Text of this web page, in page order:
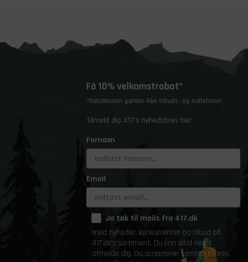
Få 10% velkomstrabat*
*Rabatkoden gælder ikke tilbuds- og outletvarer.
Tilmeld dig 417's nyhedsbrev her:
Fornavn
Email
Ja tak til mails fra 417.dk
med nyheder, konkurrencer og tilbud på
417.dk's sortiment. Du kan altid nemt
afmelde dig. Du accepterer samtidig vores